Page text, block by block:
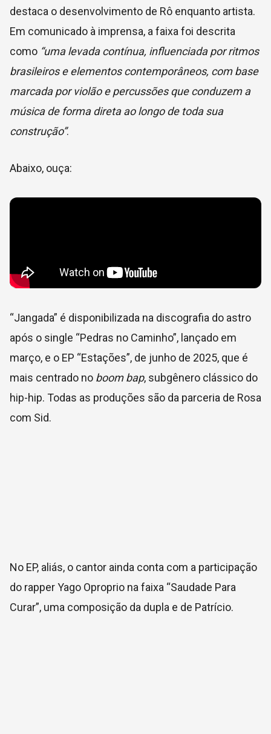
destaca o desenvolvimento de Rô enquanto artista.
Em comunicado à imprensa, a faixa foi descrita
como “uma levada contínua, influenciada por ritmos
brasileiros e elementos contemporâneos, com base
marcada por violão e percussões que conduzem a
música de forma direta ao longo de toda sua
construção”.
Abaixo, ouça:
“Jangada” é disponibilizada na discografia do astro
após o single “Pedras no Caminho”, lançado em
março, e o EP “Estações”, de junho de 2025, que é
mais centrado no boom bap, subgênero clássico do
hip-hip. Todas as produções são da parceria de Rosa
com Sid.
No EP, aliás, o cantor ainda conta com a participação
do rapper Yago Oproprio na faixa “Saudade Para
Curar”, uma composição da dupla e de Patrício.